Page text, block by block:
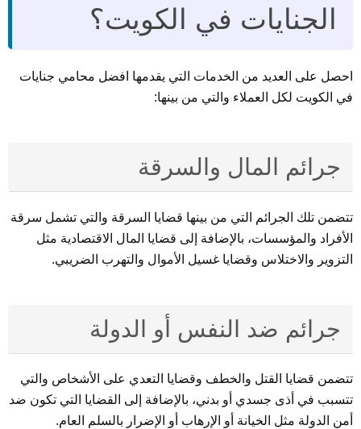
الجنايات في الكويت؟
احصل على العديد من الخدمات التي يقدمها افضل محامي جنايات
في الكويت لكل العملاء والتي من بينها:
جرائم المال والسرقة
تتضمن تلك الجرائم التي من بينها قضايا السرقة والتي تشمل سرقة
الأفراد والمؤسسات، بالإضافة إلى قضايا المال الاقتصادية مثل
التزوير والاختلاس وقضايا غسيل الأموال والتهرب الضريبي.
جرائم ضد النفس أو الدولة
تتضمن قضايا القتل والخطف وقضايا التعدي على الأشخاص والتي
تتسبب في أذى جسدي أو بدني، بالإضافة إلى القضايا التي تكون ضد
أمن الدولة مثل الخيانة أو الإرهاب أو الإضرار بالسلم العام.